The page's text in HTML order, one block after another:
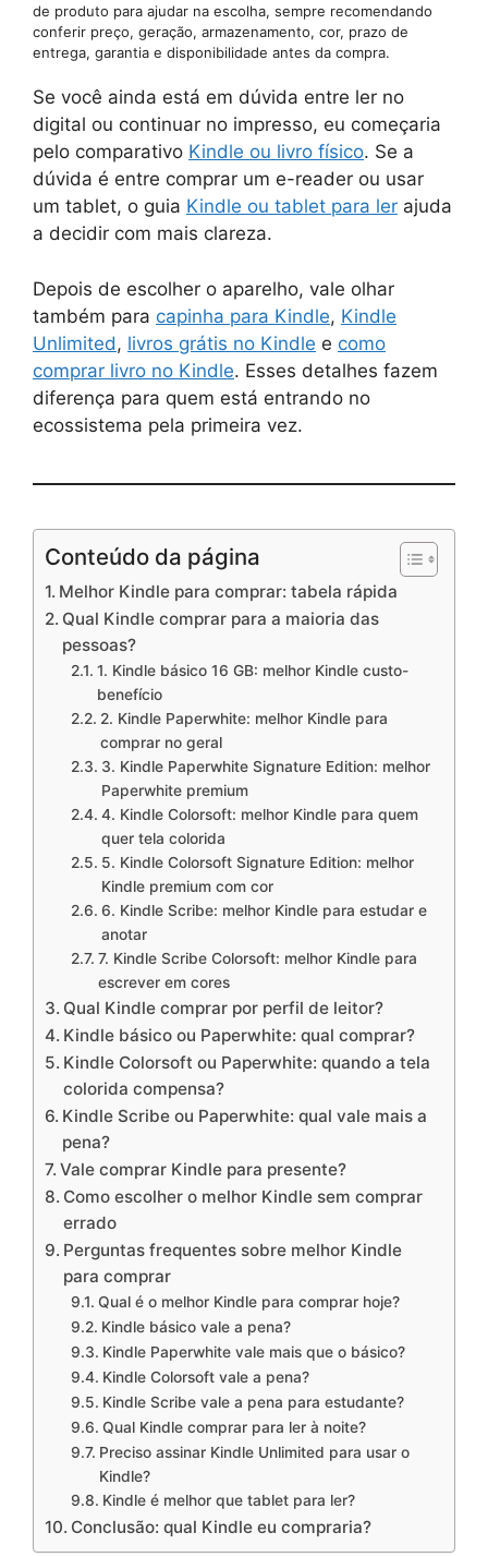
de produto para ajudar na escolha, sempre recomendando
conferir preço, geração, armazenamento, cor, prazo de
entrega, garantia e disponibilidade antes da compra.
Se você ainda está em dúvida entre ler no
digital ou continuar no impresso, eu começaria
pelo comparativo Kindle ou livro físico. Se a
dúvida é entre comprar um e-reader ou usar
um tablet, o guia Kindle ou tablet para ler ajuda
a decidir com mais clareza.
Depois de escolher o aparelho, vale olhar
também para capinha para Kindle, Kindle
Unlimited, livros grátis no Kindle e como
comprar livro no Kindle. Esses detalhes fazem
diferença para quem está entrando no
ecossistema pela primeira vez.
Conteúdo da página
Melhor Kindle para comprar: tabela rápida
Qual Kindle comprar para a maioria das
pessoas?
1. Kindle básico 16 GB: melhor Kindle custo-
benefício
2. Kindle Paperwhite: melhor Kindle para
comprar no geral
3. Kindle Paperwhite Signature Edition: melhor
Paperwhite premium
4. Kindle Colorsoft: melhor Kindle para quem
quer tela colorida
5. Kindle Colorsoft Signature Edition: melhor
Kindle premium com cor
6. Kindle Scribe: melhor Kindle para estudar e
anotar
7. Kindle Scribe Colorsoft: melhor Kindle para
escrever em cores
Qual Kindle comprar por perfil de leitor?
Kindle básico ou Paperwhite: qual comprar?
Kindle Colorsoft ou Paperwhite: quando a tela
colorida compensa?
Kindle Scribe ou Paperwhite: qual vale mais a
pena?
Vale comprar Kindle para presente?
Como escolher o melhor Kindle sem comprar
errado
Perguntas frequentes sobre melhor Kindle
para comprar
Qual é o melhor Kindle para comprar hoje?
Kindle básico vale a pena?
Kindle Paperwhite vale mais que o básico?
Kindle Colorsoft vale a pena?
Kindle Scribe vale a pena para estudante?
Qual Kindle comprar para ler à noite?
Preciso assinar Kindle Unlimited para usar o
Kindle?
Kindle é melhor que tablet para ler?
Conclusão: qual Kindle eu compraria?